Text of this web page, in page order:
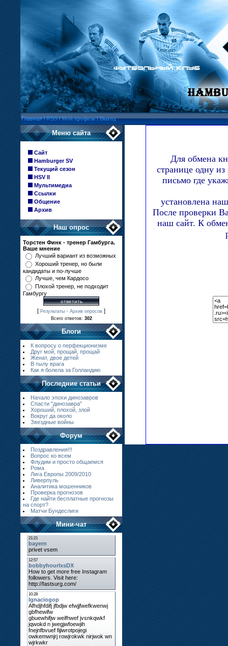
ГлавнаяlRSSl Мой профильl Выход
Меню сайта
Сайт
Hamburger SV
Текущий сезон
HSV II
Мультимедиа
Ссылки
Общение
Архив
Наш опрос
Торстен Финк - тренер Гамбурга.
Ваше мнение
Лучший вариант из возможных
Хороший тренер, но были
кандидаты и по-лучше
Лучше, чем Кардосо
Плохой тренер, не подходит
Гамбургу
[ Результаты · Архив опросов ]
Всего ответов: 302
Блоги
К вопросу о перфекционизме
Друг мой, прощай, прощай
Женат, двое детей
В тылу врага
Как я болела за Голландию
Последние статьи
Начало эпохи динозавров
Спасти "динозавра"
Хороший, плохой, злой
Вокруг да около
Звездные войны
Форум
Поздравления!!!
Вопрос ко всем
Флудим и просто общаемся
Рома
Лига Европы 2009/2010
Ливерпуль
Аналитика мошенников
Проверка прогнозов
Где найти бесплатные прогнозы
на спорт?
Матчи Бундеслиги
Мини-чат
Для обмена
странице одну
письмо где
установлена
После проверки
наш сайт. К